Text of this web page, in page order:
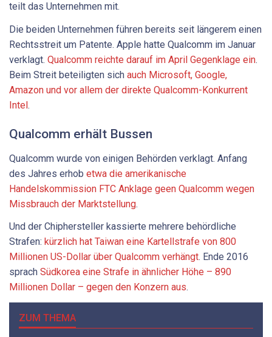
teilt das Unternehmen mit.
Die beiden Unternehmen führen bereits seit längerem einen
Rechtsstreit um Patente. Apple hatte Qualcomm im Januar
verklagt. Qualcomm reichte darauf im April Gegenklage ein.
Beim Streit beteiligten sich auch Microsoft, Google,
Amazon und vor allem der direkte Qualcomm-Konkurrent
Intel.
Qualcomm erhält Bussen
Qualcomm wurde von einigen Behörden verklagt. Anfang
des Jahres erhob etwa die amerikanische
Handelskommission FTC Anklage geen Qualcomm wegen
Missbrauch der Marktstellung.
Und der Chiphersteller kassierte mehrere behördliche
Strafen: kürzlich hat Taiwan eine Kartellstrafe von 800
Millionen US-Dollar über Qualcomm verhängt. Ende 2016
sprach Südkorea eine Strafe in ähnlicher Höhe – 890
Millionen Dollar – gegen den Konzern aus.
ZUM THEMA